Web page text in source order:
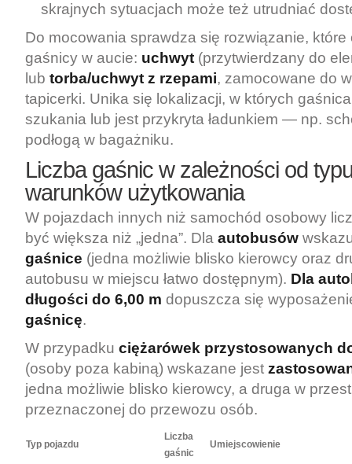
skrajnych sytuacjach może też utrudniać
Do mocowania sprawdza się rozwiązanie,
gaśnicy w aucie: uchwyt (przytwierdzany do
lub torba/uchwyt z rzepami, zamocowane do
tapicerki. Unika się lokalizacji, w których
szukania lub jest przykryta ładunkiem — np.
podłogą w bagażniku.
Liczba gaśnic w zależności od
warunków użytkowania
W pojazdach innych niż samochód osobowy
być większa niż „jedna”. Dla autobusów
gaśnice (jedna możliwie blisko kierowcy oraz
autobusu w miejscu łatwo dostępnym). Dla
długości do 6,00 m dopuszcza się
gaśnicę.
W przypadku ciężarówek przystosowanych
(osoby poza kabiną) wskazane jest
jedna możliwie blisko kierowcy, a druga w
przeznaczonej do przewozu osób.
Typ pojazdu
Liczba
gaśnic
Umiejscowienie